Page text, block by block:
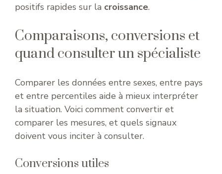
positifs rapides sur la croissance.
Comparaisons, conversions et
quand consulter un spécialiste
Comparer les données entre sexes, entre pays
et entre percentiles aide à mieux interpréter
la situation. Voici comment convertir et
comparer les mesures, et quels signaux
doivent vous inciter à consulter.
Conversions utiles